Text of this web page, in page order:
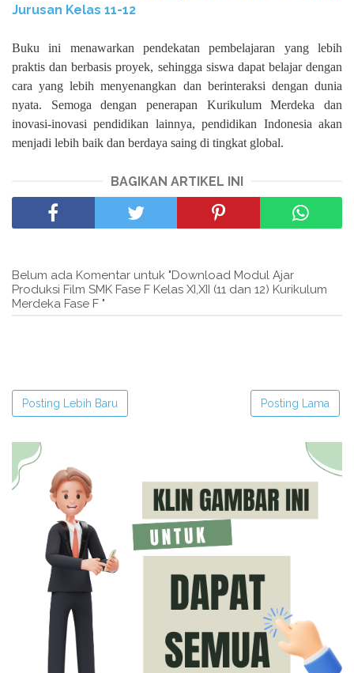
Jurusan Kelas 11-12
Buku ini menawarkan pendekatan pembelajaran yang lebih
praktis dan berbasis proyek, sehingga siswa dapat belajar dengan
cara yang lebih menyenangkan dan berinteraksi dengan dunia
nyata. Semoga dengan penerapan Kurikulum Merdeka dan
inovasi-inovasi pendidikan lainnya, pendidikan Indonesia akan
menjadi lebih baik dan berdaya saing di tingkat global.
BAGIKAN ARTIKEL INI
Belum ada Komentar untuk "Download Modul Ajar
Produksi Film SMK Fase F Kelas XI,XII (11 dan 12) Kurikulum
Merdeka Fase F "
Posting Lebih Baru Posting Lama